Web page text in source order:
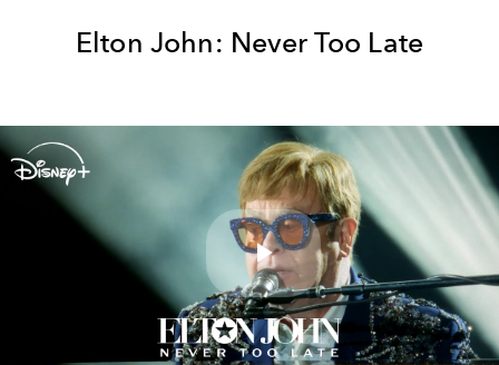
Elton John: Never Too Late
Play